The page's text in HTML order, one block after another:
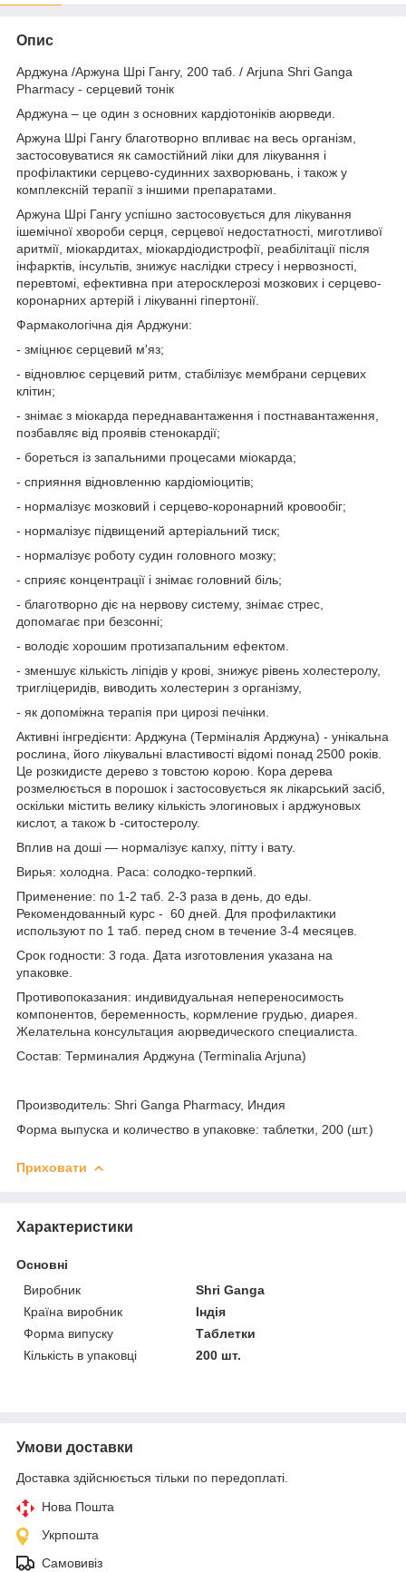
Опис
Арджуна /Аржуна Шрі Гангу, 200 таб. / Arjuna Shri Ganga
Pharmacy - серцевий тонік
Арджуна – це один з основних кардіотоніків аюрведи.
Аржуна Шрі Гангу благотворно впливає на весь організм,
застосовуватися як самостійний ліки для лікування і
профілактики серцево-судинних захворювань, і також у
комплексній терапії з іншими препаратами.
Аржуна Шрі Гангу успішно застосовується для лікування
ішемічної хвороби серця, серцевої недостатності, миготливої
аритмії, міокардитах, міокардіодистрофії, реабілітації після
інфарктів, інсультів, знижує наслідки стресу і нервозності,
перевтомі, ефективна при атеросклерозі мозкових і серцево-
коронарних артерій і лікуванні гіпертонії.
Фармакологічна дія Арджуни:
- зміцнює серцевий м'яз;
- відновлює серцевий ритм, стабілізує мембрани серцевих
клітин;
- знімає з міокарда переднавантаження і постнавантаження,
позбавляє від проявів стенокардії;
- бореться із запальними процесами міокарда;
- сприяння відновленню кардіоміоцитів;
- нормалізує мозковий і серцево-коронарний кровообіг;
- нормалізує підвищений артеріальний тиск;
- нормалізує роботу судин головного мозку;
- сприяє концентрації і знімає головний біль;
- благотворно діє на нервову систему, знімає стрес,
допомагає при безсонні;
- володіє хорошим протизапальним ефектом.
- зменшує кількість ліпідів у крові, знижує рівень холестеролу,
тригліцеридів, виводить холестерин з організму,
- як допоміжна терапія при цирозі печінки.
Активні інгредієнти: Арджуна (Терміналія Арджуна) - унікальна
рослина, його лікувальні властивості відомі понад 2500 років.
Це розкидисте дерево з товстою корою. Кора дерева
розмелюється в порошок і застосовується як лікарський засіб,
оскільки містить велику кількість элогиновых і арджуновых
кислот, а також b -ситостеролу.
Вплив на доші — нормалізує капху, пітту і вату.
Вирья: холодна. Раса: солодко-терпкий.
Применение: по 1-2 таб. 2-3 раза в день, до еды.
Рекомендованный курс - 60 дней. Для профилактики
используют по 1 таб. перед сном в течение 3-4 месяцев.
Срок годности: 3 года. Дата изготовления указана на
упаковке.
Противопоказания: индивидуальная непереносимость
компонентов, беременность, кормление грудью, диарея.
Желательна консультация аюрведического специалиста.
Состав: Терминалия Арджуна (Terminalia Arjuna)
Производитель: Shri Ganga Pharmacy, Индия
Форма выпуска и количество в упаковке: таблетки, 200 (шт.)
Приховати
Характеристики
Основні
Виробник
Shri Ganga
Країна виробник
Індія
Форма випуску
Таблетки
Кількість в упаковці
200 шт.
Умови доставки
Доставка здійснюється тільки по передоплаті.
Нова Пошта
Укрпошта
Самовивіз